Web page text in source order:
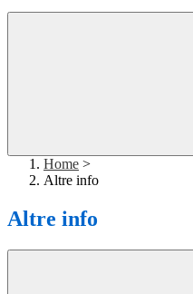
Home >
Altre info
Altre info